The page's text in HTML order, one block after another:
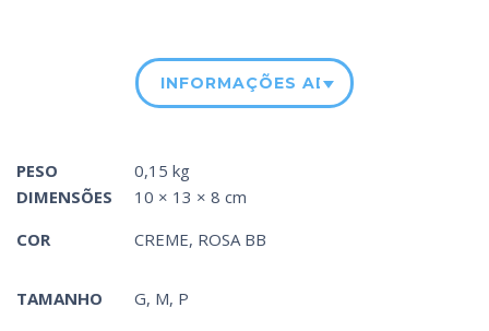
INFORMAÇÕES ADICIONAIS
PESO
0,15 kg
DIMENSÕES
10 × 13 × 8 cm
COR
CREME, ROSA BB
TAMANHO G, M, P